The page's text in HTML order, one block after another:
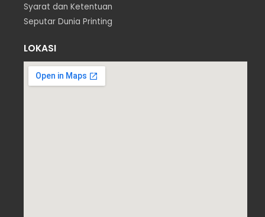
Syarat dan Ketentuan
Seputar Dunia Printing
LOKASI